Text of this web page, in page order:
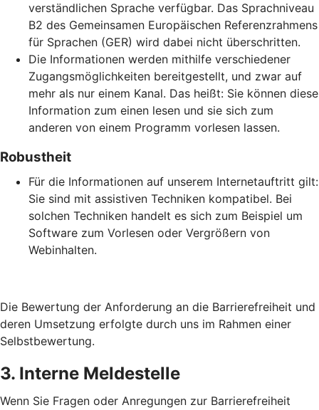
verständlichen Sprache verfügbar. Das Sprachniveau
B2 des Gemeinsamen Europäischen Referenzrahmens
für Sprachen (GER) wird dabei nicht überschritten.
Die Informationen werden mithilfe verschiedener
Zugangsmöglichkeiten bereitgestellt, und zwar auf
mehr als nur einem Kanal. Das heißt: Sie können diese
Information zum einen lesen und sie sich zum
anderen von einem Programm vorlesen lassen.
Robustheit
Für die Informationen auf unserem Internetauftritt gilt:
Sie sind mit assistiven Techniken kompatibel. Bei
solchen Techniken handelt es sich zum Beispiel um
Software zum Vorlesen oder Vergrößern von
Webinhalten.
Die Bewertung der Anforderung an die Barrierefreiheit und
deren Umsetzung erfolgte durch uns im Rahmen einer
Selbstbewertung.
3. Interne Meldestelle
Wenn Sie Fragen oder Anregungen zur Barrierefreiheit